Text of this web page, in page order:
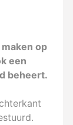
op
een
beheert.